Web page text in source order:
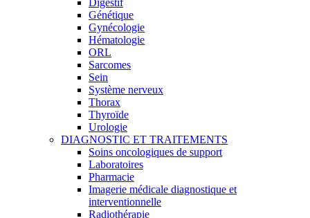
Digestif
Génétique
Gynécologie
Hématologie
ORL
Sarcomes
Sein
Système nerveux
Thorax
Thyroïde
Urologie
DIAGNOSTIC ET TRAITEMENTS
Soins oncologiques de support
Laboratoires
Pharmacie
Imagerie médicale diagnostique et
interventionnelle
Radiothérapie